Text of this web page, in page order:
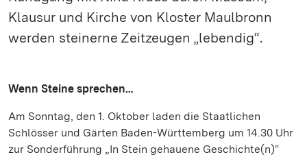
Klausur und Kirche von Kloster Maulbronn
werden steinerne Zeitzeugen „lebendig“.
Wenn Steine sprechen…
Am Sonntag, den 1. Oktober laden die Staatlichen
Schlösser und Gärten Baden-Württemberg um 14.30 Uhr
zur Sonderführung „In Stein gehauene Geschichte(n)“